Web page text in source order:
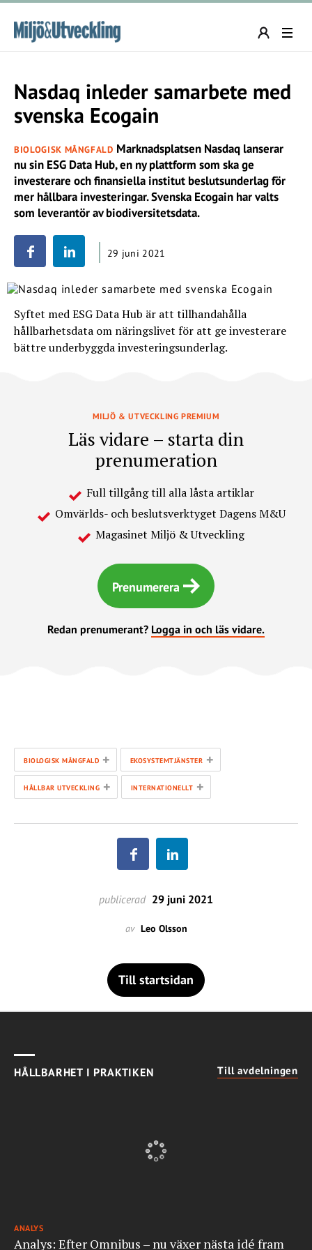
Nasdaq inleder samarbete med
svenska Ecogain
BIOLOGISK MÅNGFALD Marknadsplatsen Nasdaq lanserar
nu sin ESG Data Hub, en ny plattform som ska ge
investerare och finansiella institut beslutsunderlag för
mer hållbara investeringar. Svenska Ecogain har valts
som leverantör av biodiversitetsdata.
29 juni 2021
Syftet med ESG Data Hub är att tillhandahålla
hållbarhetsdata om näringslivet för att ge investerare
bättre underbyggda investeringsunderlag.
MILJÖ & UTVECKLING PREMIUM
Läs vidare – starta din
prenumeration
Full tillgång till alla låsta artiklar
Omvärlds- och beslutsverktyget Dagens M&U
Magasinet Miljö & Utveckling
Prenumerera
Redan prenumerant? Logga in och läs vidare.
BIOLOGISK MÅNGFALD + EKOSYSTEMTJÄNSTER +
HÅLLBAR UTVECKLING + INTERNATIONELLT +
publicerad 29 juni 2021
av Leo Olsson
Till startsidan
HÅLLBARHET I PRAKTIKEN Till avdelningen
ANALYS
Analys: Efter Omnibus – nu växer nästa idé fram